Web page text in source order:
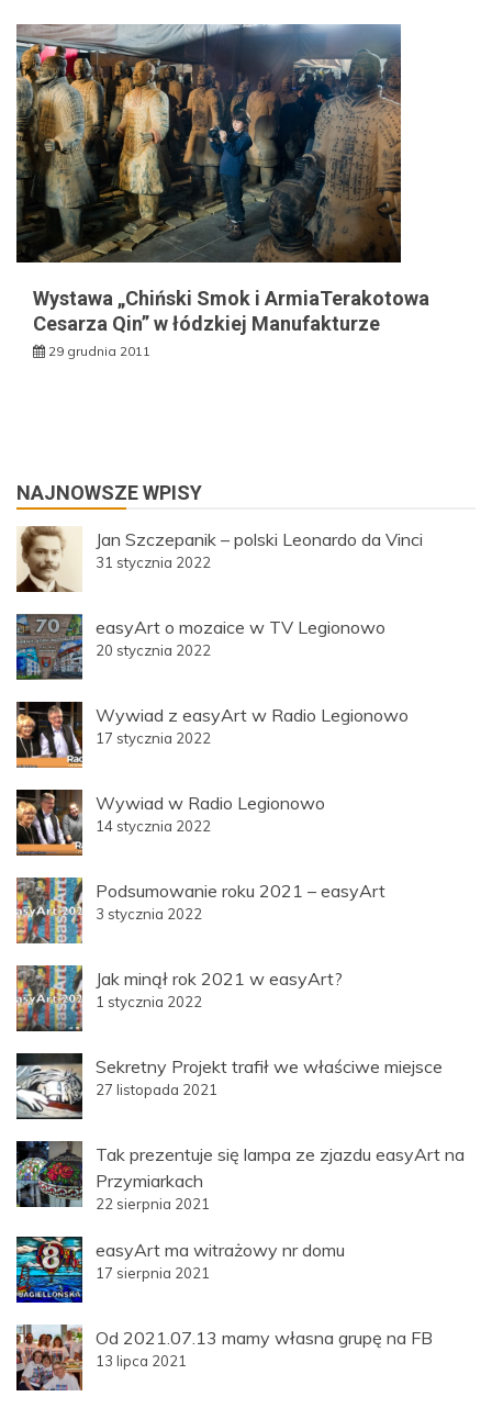
Wystawa „Chiński Smok i ArmiaTerakotowa
Cesarza Qin” w łódzkiej Manufakturze
29 grudnia 2011
NAJNOWSZE WPISY
Jan Szczepanik – polski Leonardo da Vinci
31 stycznia 2022
easyArt o mozaice w TV Legionowo
20 stycznia 2022
Wywiad z easyArt w Radio Legionowo
17 stycznia 2022
Wywiad w Radio Legionowo
14 stycznia 2022
Podsumowanie roku 2021 – easyArt
3 stycznia 2022
Jak minął rok 2021 w easyArt?
1 stycznia 2022
Sekretny Projekt trafił we właściwe miejsce
27 listopada 2021
Tak prezentuje się lampa ze zjazdu easyArt na
Przymiarkach
22 sierpnia 2021
easyArt ma witrażowy nr domu
17 sierpnia 2021
Od 2021.07.13 mamy własna grupę na FB
13 lipca 2021